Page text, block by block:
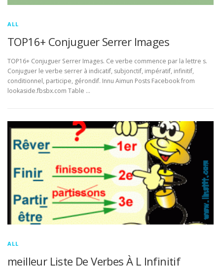
ALL
TOP16+ Conjuguer Serrer Images
TOP16+ Conjuguer Serrer Images. Ce verbe commence par la lettre s.
Conjuguer le verbe serrer à indicatif, subjonctif, impératif, infinitif,
conditionnel, participe, gérondif. Innu Aimun Posts Facebook from
lookaside.fbsbx.com Table …
ALL
meilleur Liste De Verbes À L Infinitif